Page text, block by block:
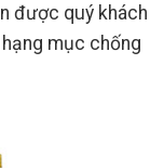
được quý khách
mục chống